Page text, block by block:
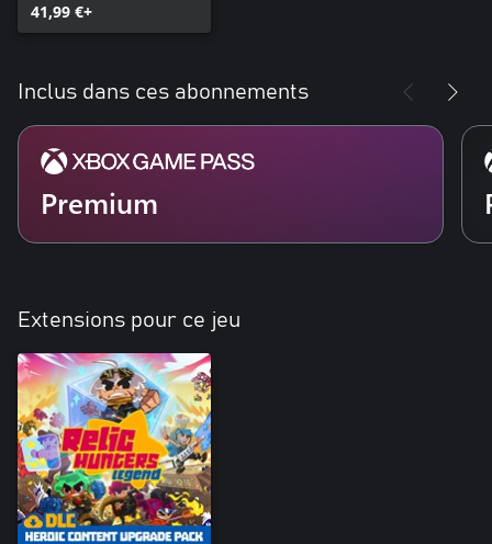
41,99 €+
Inclus dans ces abonnements
Premium
Extensions pour ce jeu